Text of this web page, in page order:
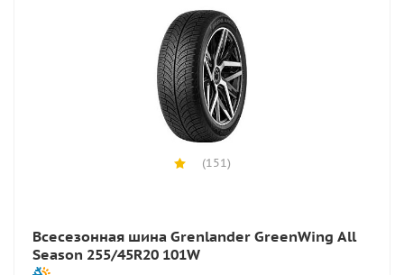
(151)
Всесезонная шина Grenlander GreenWing All
Season 255/45R20 101W